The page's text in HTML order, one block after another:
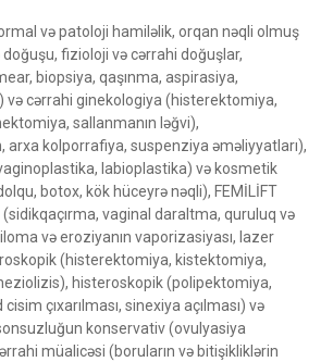
və patoloji hamiləlik, orqan nəqli olmuş
fizioloji və cərrahi doğuşlar,
biopsiya, qaşınma, aspirasiya,
və cərrahi ginekologiya (histerektomiya,
sallanmanın ləğvi),
arxa kolporrafiya, suspenziya əməliyyatları),
labioplastika) və kosmetik
botox, kök hüceyrə nəqli), FEMİLİFT
(sidikqaçırma, vaginal daraltma, quruluq və
və eroziyanın vaporizasiyası, lazer
(histerektomiya, kistektomiya,
histeroskopik (polipektomiya,
çıxarılması, sinexiya açılması) və
konservativ (ovulyasiya
müalicəsi (boruların və bitişikliklərin